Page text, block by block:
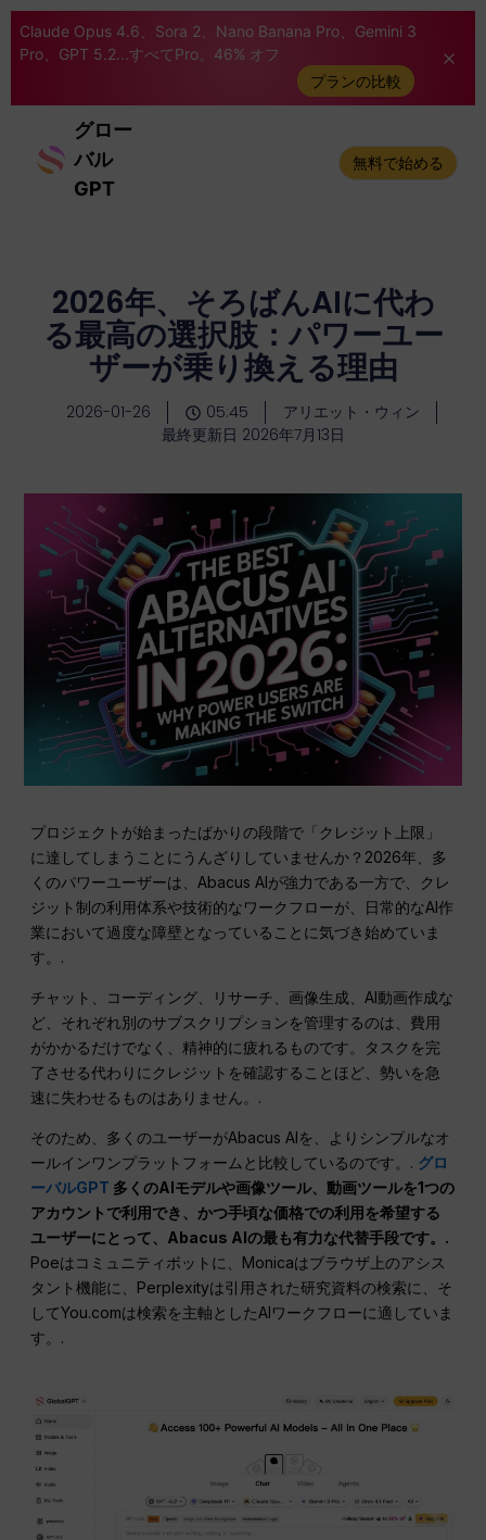
Claude Opus 4.6、Sora 2、Nano Banana Pro、Gemini 3
Pro、GPT 5.2...すべてPro。46% オフ
プランの比較
グロー
バル
GPT
無料で始める
2026年、そろばんAIに代わ
る最高の選択肢：パワーユー
ザーが乗り換える理由
2026-01-26 05:45
アリエット・ウィン
最終更新日 2026年7月13日
プロジェクトが始まったばかりの段階で「クレジット上限」
に達してしまうことにうんざりしていませんか？2026年、多
くのパワーユーザーは、Abacus AIが強力である一方で、クレ
ジット制の利用体系や技術的なワークフローが、日常的なAI作
業において過度な障壁となっていることに気づき始めていま
す。.
チャット、コーディング、リサーチ、画像生成、AI動画作成な
ど、それぞれ別のサブスクリプションを管理するのは、費用
がかかるだけでなく、精神的に疲れるものです。タスクを完
了させる代わりにクレジットを確認することほど、勢いを急
速に失わせるものはありません。.
そのため、多くのユーザーがAbacus AIを、よりシンプルなオ
ールインワンプラットフォームと比較しているのです。. グロ
ーバルGPT 多くのAIモデルや画像ツール、動画ツールを1つの
アカウントで利用でき、かつ手頃な価格での利用を希望する
ユーザーにとって、Abacus AIの最も有力な代替手段です。.
Poeはコミュニティボットに、Monicaはブラウザ上のアシス
タント機能に、Perplexityは引用された研究資料の検索に、そ
してYou.comは検索を主軸としたAIワークフローに適していま
す。.